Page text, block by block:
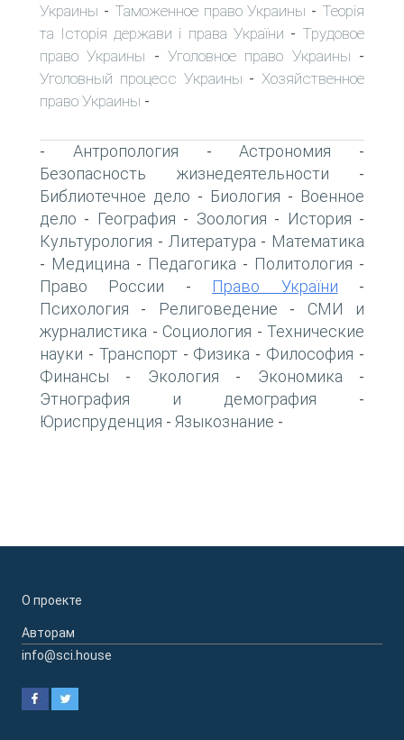
Украины - Таможенное право Украины - Теорія
та Історія держави і права України - Трудовое
право Украины -Уголовное право Украины -
Уголовный процесс Украины - Хозяйственное
право Украины -
- Антропология -Астрономия -
Безопасность жизнедеятельности -
Библиотечное дело - Биология - Военное
дело - География - Зоология - История -
Культурология - Литература - Математика
- Медицина - Педагогика - Политология -
Право России - Право України -
Психология - Религоведение - СМИ и
журналистика - Социология - Технические
науки - Транспорт- Физика - Философия -
Финансы - Экология - Экономика -
Этнография и демография -
Юриспруденция - Языкознание -
О проекте
Авторам
info@sci.house